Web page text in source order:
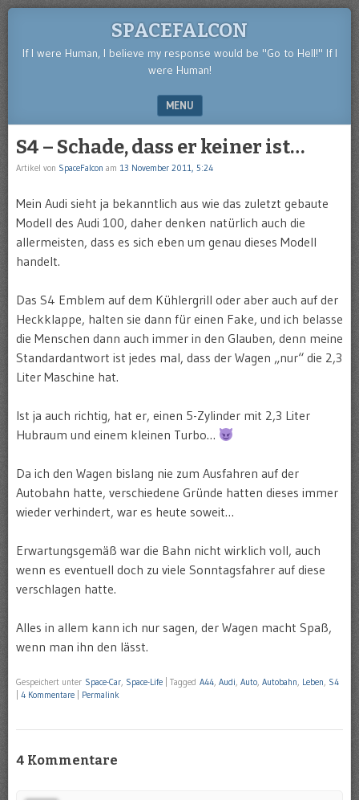
SPACEFALCON
If I were Human, I believe my response would be "Go to Hell!" If I
were Human!
MENU
S4 – Schade, dass er keiner ist…
Artikel von SpaceFalcon am 13 November 2011, 5:24
Mein Audi sieht ja bekanntlich aus wie das zuletzt gebaute
Modell des Audi 100, daher denken natürlich auch die
allermeisten, dass es sich eben um genau dieses Modell
handelt.
Das S4 Emblem auf dem Kühlergrill oder aber auch auf der
Heckklappe, halten sie dann für einen Fake, und ich belasse
die Menschen dann auch immer in den Glauben, denn meine
Standardantwort ist jedes mal, dass der Wagen „nur“ die 2,3
Liter Maschine hat.
Ist ja auch richtig, hat er, einen 5-Zylinder mit 2,3 Liter
Hubraum und einem kleinen Turbo…
Da ich den Wagen bislang nie zum Ausfahren auf der
Autobahn hatte, verschiedene Gründe hatten dieses immer
wieder verhindert, war es heute soweit…
Erwartungsgemäß war die Bahn nicht wirklich voll, auch
wenn es eventuell doch zu viele Sonntagsfahrer auf diese
verschlagen hatte.
Alles in allem kann ich nur sagen, der Wagen macht Spaß,
wenn man ihn den lässt.
Gespeichert unter Space-Car, Space-Life Tagged A44, Audi, Auto, Autobahn, Leben, S4
4 Kommentare Permalink
4 Kommentare